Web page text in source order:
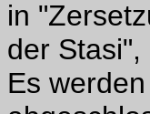
in
der
Es